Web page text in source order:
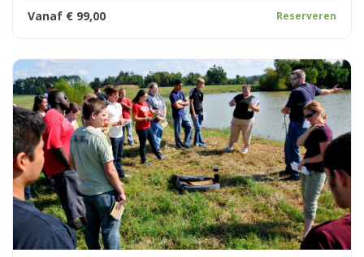
Vanaf € 99,00 Reserveren